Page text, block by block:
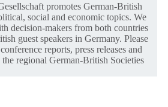
promotes German-British
social and economic topics. We
decision-makers from both countries
guest speakers in Germany. Please
reports, press releases and
regional German-British Societies